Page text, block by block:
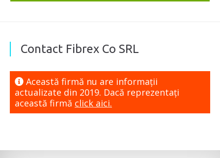
Contact Fibrex Co SRL
Această firmă nu are informaţii
actualizate din 2019. Dacă reprezentaţi
această firmă click aici.